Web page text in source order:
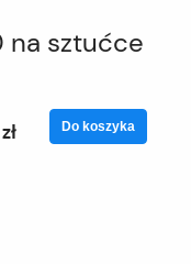
na sztućce
Do koszyka